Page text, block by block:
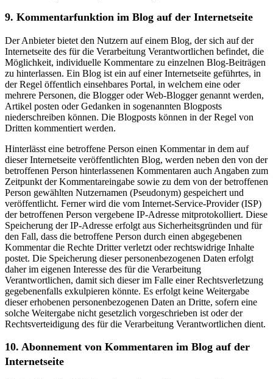
9. Kommentarfunktion im Blog auf der Internetseite
Der Anbieter bietet den Nutzern auf einem Blog, der sich auf der
Internetseite des für die Verarbeitung Verantwortlichen befindet, die
Möglichkeit, individuelle Kommentare zu einzelnen Blog-Beiträgen
zu hinterlassen. Ein Blog ist ein auf einer Internetseite geführtes, in
der Regel öffentlich einsehbares Portal, in welchem eine oder
mehrere Personen, die Blogger oder Web-Blogger genannt werden,
Artikel posten oder Gedanken in sogenannten Blogposts
niederschreiben können. Die Blogposts können in der Regel von
Dritten kommentiert werden.
Hinterlässt eine betroffene Person einen Kommentar in dem auf
dieser Internetseite veröffentlichten Blog, werden neben den von der
betroffenen Person hinterlassenen Kommentaren auch Angaben zum
Zeitpunkt der Kommentareingabe sowie zu dem von der betroffenen
Person gewählten Nutzernamen (Pseudonym) gespeichert und
veröffentlicht. Ferner wird die vom Internet-Service-Provider (ISP)
der betroffenen Person vergebene IP-Adresse mitprotokolliert. Diese
Speicherung der IP-Adresse erfolgt aus Sicherheitsgründen und für
den Fall, dass die betroffene Person durch einen abgegebenen
Kommentar die Rechte Dritter verletzt oder rechtswidrige Inhalte
postet. Die Speicherung dieser personenbezogenen Daten erfolgt
daher im eigenen Interesse des für die Verarbeitung
Verantwortlichen, damit sich dieser im Falle einer Rechtsverletzung
gegebenenfalls exkulpieren könnte. Es erfolgt keine Weitergabe
dieser erhobenen personenbezogenen Daten an Dritte, sofern eine
solche Weitergabe nicht gesetzlich vorgeschrieben ist oder der
Rechtsverteidigung des für die Verarbeitung Verantwortlichen dient.
10. Abonnement von Kommentaren im Blog auf der
Internetseite